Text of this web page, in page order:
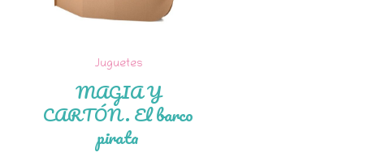
Juguetes
MAGIA Y
CARTÓN. El barco
pirata